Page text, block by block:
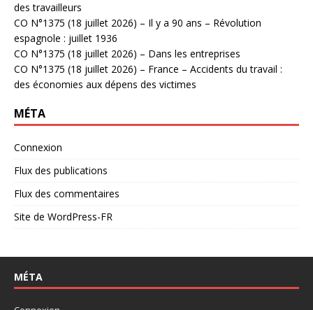
des travailleurs
CO N°1375 (18 juillet 2026) – Il y a 90 ans – Révolution
espagnole : juillet 1936
CO N°1375 (18 juillet 2026) – Dans les entreprises
CO N°1375 (18 juillet 2026) – France – Accidents du travail :
des économies aux dépens des victimes
MÉTA
Connexion
Flux des publications
Flux des commentaires
Site de WordPress-FR
MÉTA